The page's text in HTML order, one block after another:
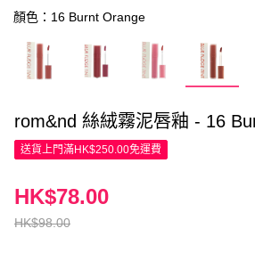
顏色：16 Burnt Orange
rom&nd 絲絨霧泥唇釉 - 16
送貨上門滿HK$250.00免運費
HK$98.00
HK$78.00